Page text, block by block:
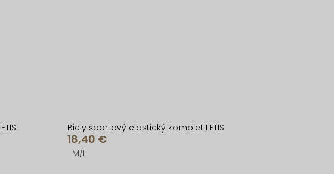
Biely športový elastický komplet LETIS
18,40 €
M/L